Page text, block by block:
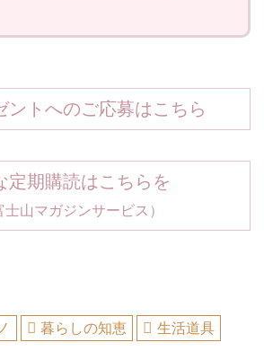
ントへのご応募はこちら
定期購読はこちらを
山マガジンサービス）
暮らしの知恵
生活道具